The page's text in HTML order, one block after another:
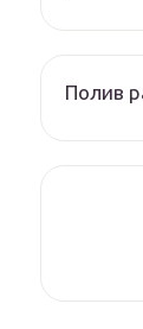
Полив